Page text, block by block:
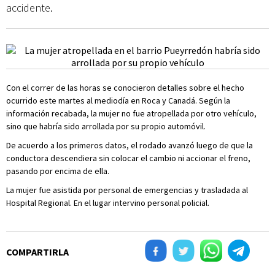
accidente.
Con el correr de las horas se conocieron detalles sobre el hecho
ocurrido este martes al mediodía en Roca y Canadá. Según la
información recabada, la mujer no fue atropellada por otro vehículo,
sino que habría sido arrollada por su propio automóvil.
De acuerdo a los primeros datos, el rodado avanzó luego de que la
conductora descendiera sin colocar el cambio ni accionar el freno,
pasando por encima de ella.
La mujer fue asistida por personal de emergencias y trasladada al
Hospital Regional. En el lugar intervino personal policial.
COMPARTIRLA